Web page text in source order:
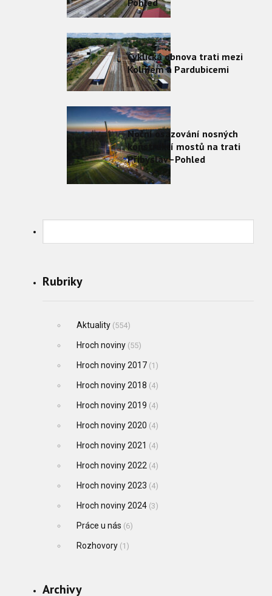
Cyklická obnova trati mezi
Kolínem a Pardubicemi
Noční osazování nosných
konstrukcí mostů na trati
Přibyslav–Pohled
Rubriky
Aktuality(554)
Hroch noviny(55)
Hroch noviny 2017(1)
Hroch noviny 2018 (4)
Hroch noviny 2019 (4)
Hroch noviny 2020 (4)
Hroch noviny 2021 (4)
Hroch noviny 2022 (4)
Hroch noviny 2023 (4)
Hroch noviny 2024(3)
Práce u nás (6)
Rozhovory(1)
Archivy